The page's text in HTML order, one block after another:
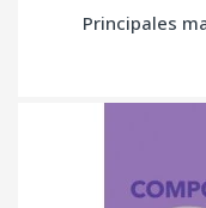
Principales